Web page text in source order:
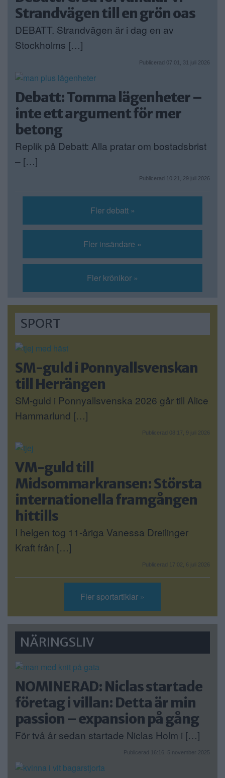
Strandvägen till en grön oas
DEBATT. Strandvägen är i dag en av
Stockholms […]
Publicerad 07:01, 31 juli 2026
Debatt: Tomma lägenheter –
inte ett argument för mer
betong
Replik på Debatt: Alla pratar om bostadsbrist
– […]
Publicerad 10:21, 29 juli 2026
Fler debatt »
Fler insändare »
Fler krönikor »
SPORT
SM-guld i Ponnyallsvenskan
till Herrängen
SM-guld i Ponnyallsvenska 2026 går till Alice
Hammarlund […]
Publicerad 08:17, 9 juli 2026
VM-guld till
Midsommarkransen: Största
internationella framgången
hittills
I helgen tog 11-åriga Vanessa Dreilinger
Kraft från […]
Publicerad 17:02, 6 juli 2026
Fler sportartiklar »
NÄRINGSLIV
NOMINERAD: Niclas startade
företag i villan: Detta är min
passion – expansion på gång
För två år sedan startade Niclas Holm i […]
Publicerad 16:16, 5 november 2025